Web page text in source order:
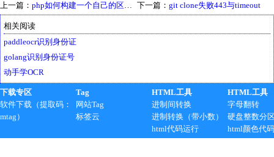
上一篇： php如何构建一个自己的区块链 下一篇： git clone失败443与timeout
相关阅读
paddleocr识别身份证
golang识别身份证号
动手学OCR
下载专区
软件下载（提取码：
mtag）
Tag
网站Tag
标签云
HTML工具
进制间转换
进制转换（带小数）
html代码运行
HTML工具
字母翻转
硬盘整数分
html颜色代码